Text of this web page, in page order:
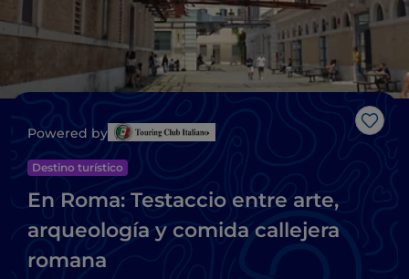
Me
Powered by
Destino turístico
En Roma: Testaccio entre arte,
arqueología y comida callejera
romana